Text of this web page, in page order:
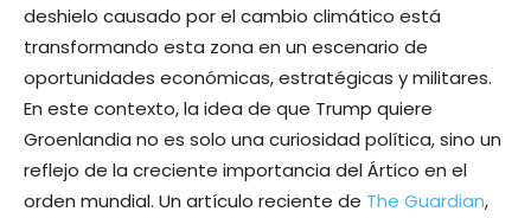
deshielo causado por el cambio climático está
transformando esta zona en un escenario de
oportunidades económicas, estratégicas y militares.
En este contexto, la idea de que Trump quiere
Groenlandia no es solo una curiosidad política, sino un
reflejo de la creciente importancia del Ártico en el
orden mundial. Un artículo reciente de The Guardian,